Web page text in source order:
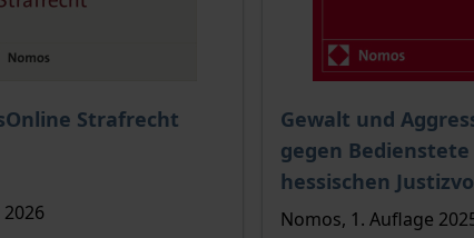
Strafrecht
Gewalt und
gegen Bedienstete
hessischen
Der Preis dieses
Nomos, 1. Auflage